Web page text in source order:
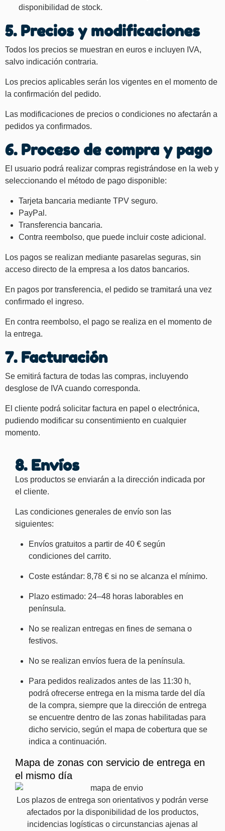
disponibilidad de stock.
5. Precios y modificaciones
Todos los precios se muestran en euros e incluyen IVA,
salvo indicación contraria.
Los precios aplicables serán los vigentes en el momento de
la confirmación del pedido.
Las modificaciones de precios o condiciones no afectarán a
pedidos ya confirmados.
6. Proceso de compra y pago
El usuario podrá realizar compras registrándose en la web y
seleccionando el método de pago disponible:
Tarjeta bancaria mediante TPV seguro.
PayPal.
Transferencia bancaria.
Contra reembolso, que puede incluir coste adicional.
Los pagos se realizan mediante pasarelas seguras, sin
acceso directo de la empresa a los datos bancarios.
En pagos por transferencia, el pedido se tramitará una vez
confirmado el ingreso.
En contra reembolso, el pago se realiza en el momento de
la entrega.
7. Facturación
Se emitirá factura de todas las compras, incluyendo
desglose de IVA cuando corresponda.
El cliente podrá solicitar factura en papel o electrónica,
pudiendo modificar su consentimiento en cualquier
momento.
8. Envíos
Los productos se enviarán a la dirección indicada por
el cliente.
Las condiciones generales de envío son las
siguientes:
Envíos gratuitos a partir de 40 € según
condiciones del carrito.
Coste estándar: 8,78 € si no se alcanza el mínimo.
Plazo estimado: 24–48 horas laborables en
península.
No se realizan entregas en fines de semana o
festivos.
No se realizan envíos fuera de la península.
Para pedidos realizados antes de las 11:30 h,
podrá ofrecerse entrega en la misma tarde del día
de la compra, siempre que la dirección de entrega
se encuentre dentro de las zonas habilitadas para
dicho servicio, según el mapa de cobertura que se
indica a continuación.
Mapa de zonas con servicio de entrega en
el mismo día
Los plazos de entrega son orientativos y podrán verse
afectados por la disponibilidad de los productos,
incidencias logísticas o circunstancias ajenas al